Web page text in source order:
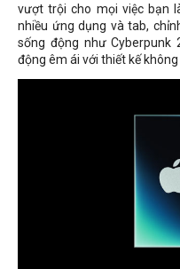
vượt trội cho mọi việc bạn
nhiều ứng dụng và tab,
sống động như
động êm ái với thiết kế không